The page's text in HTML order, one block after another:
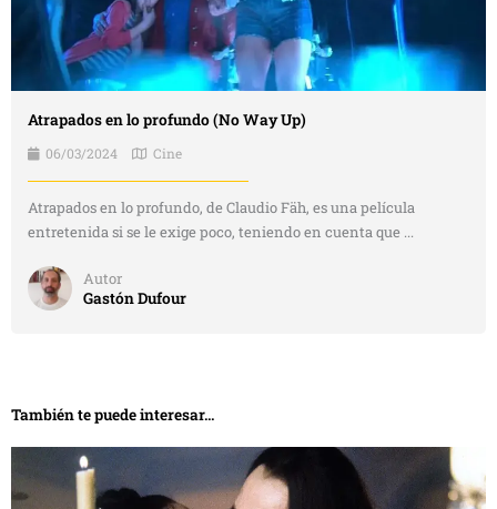
Atrapados en lo profundo (No Way Up)
06/03/2024 Cine
Atrapados en lo profundo, de Claudio Fäh, es una película
entretenida si se le exige poco, teniendo en cuenta que ...
Autor
Gastón Dufour
También te puede interesar...